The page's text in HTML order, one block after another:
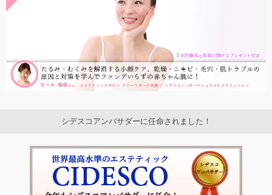
シデスコアンバサダーに任命されました！